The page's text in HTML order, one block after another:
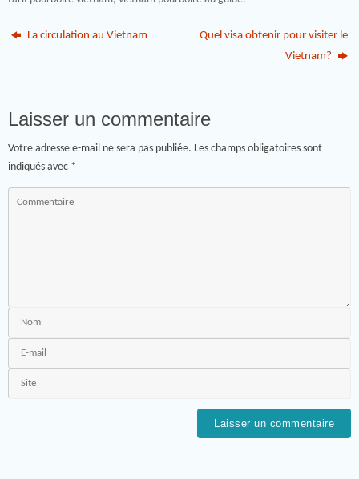
La circulation au Vietnam
Quel visa obtenir pour visiter le
Vietnam?
Laisser un commentaire
Votre adresse e-mail ne sera pas publiée. Les champs obligatoires sont
indiqués avec *